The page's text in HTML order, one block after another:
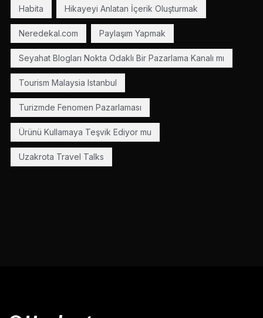
Habita Hikayeyi Anlatan İçerik Oluşturmak
Neredekal.com Paylaşım Yapmak
Seyahat Blogları Nokta Odaklı Bir Pazarlama Kanalı mı
Tourism Malaysia Istanbul
Turizmde Fenomen Pazarlaması
Ürünü Kullamaya Teşvik Ediyor mu
Uzakrota Travel Talks